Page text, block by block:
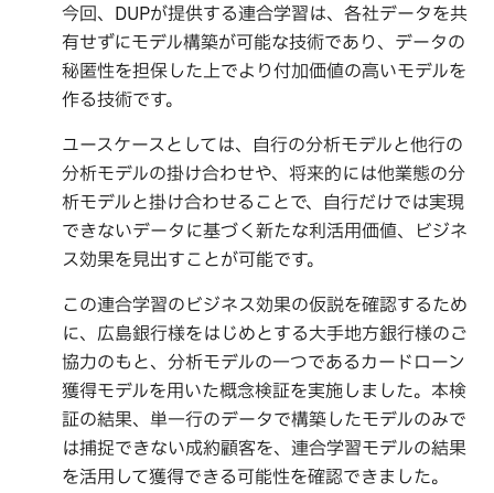
今回、DUPが提供する連合学習は、各社データを共
有せずにモデル構築が可能な技術であり、データの
秘匿性を担保した上でより付加価値の高いモデルを
作る技術です。
ユースケースとしては、自行の分析モデルと他行の
分析モデルの掛け合わせや、将来的には他業態の分
析モデルと掛け合わせることで、自行だけでは実現
できないデータに基づく新たな利活用価値、ビジネ
ス効果を見出すことが可能です。
この連合学習のビジネス効果の仮説を確認するため
に、広島銀行様をはじめとする大手地方銀行様のご
協力のもと、分析モデルの一つであるカードローン
獲得モデルを用いた概念検証を実施しました。本検
証の結果、単一行のデータで構築したモデルのみで
は捕捉できない成約顧客を、連合学習モデルの結果
を活用して獲得できる可能性を確認できました。